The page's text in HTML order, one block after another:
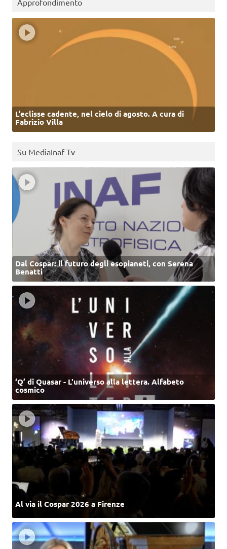
Approfondimento
L’eclisse cadente, nel cielo di agosto. A cura di
Fabrizio Villa
Su MediaInaf Tv
Dal Cospar: il futuro degli esopianeti, con Serena
Benatti
‘Q’ di Quasar - L'universo alla lettera. Alfabeto
cosmico
Al via il Cospar 2026 a Firenze